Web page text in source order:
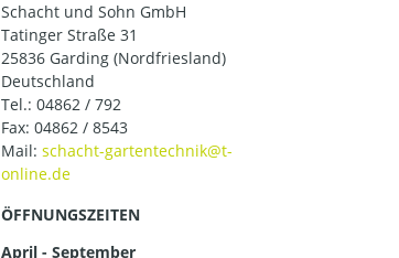
Schacht und Sohn GmbH
Tatinger Straße 31
25836 Garding (Nordfriesland)
Deutschland
Tel.: 04862 / 792
Fax: 04862 / 8543
Mail:
ÖFFNUNGSZEITEN
April - September